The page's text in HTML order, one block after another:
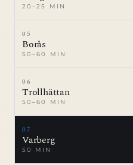
20–25 MIN
05
Borås
50–60 MIN
06
Trollhättan
50–60 MIN
07
Varberg
50 MIN